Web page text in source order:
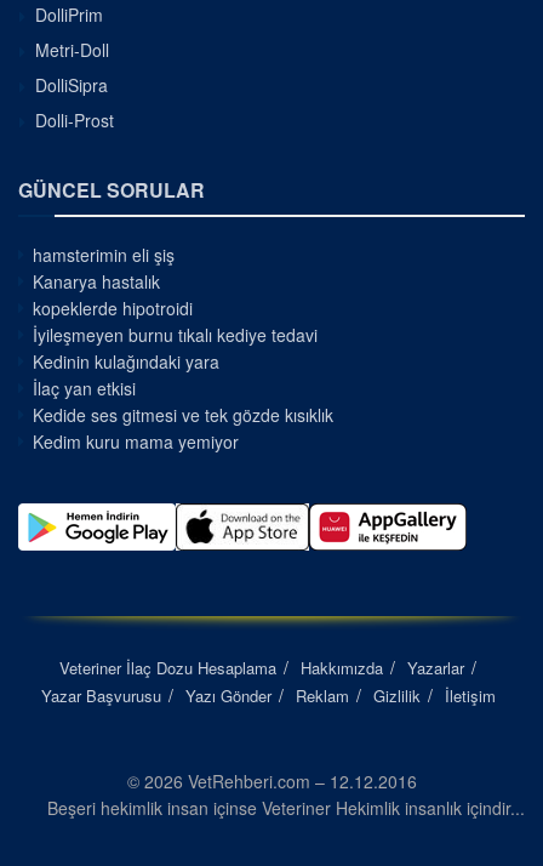
DolliPrim
Metri-Doll
DolliSipra
Dolli-Prost
GÜNCEL SORULAR
hamsterimin eli şiş
Kanarya hastalık
kopeklerde hipotroidi
İyileşmeyen burnu tıkalı kediye tedavi
Kedinin kulağındaki yara
İlaç yan etkisi
Kedide ses gitmesi ve tek gözde kısıklık
Kedim kuru mama yemiyor
Veteriner İlaç Dozu Hesaplama Hakkımızda
Yazarlar
Yazar Başvurusu
Yazı Gönder Reklam Gizlilik İletişim
© 2026 VetRehberi.com – 12.12.2016
Beşeri hekimlik insan içinse Veteriner Hekimlik insanlık içindir...